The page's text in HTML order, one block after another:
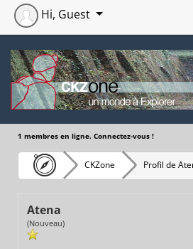
Hi, Guest
1 membres en ligne. Connectez-vous !
CKZone Profil de
Atena
(Nouveau)